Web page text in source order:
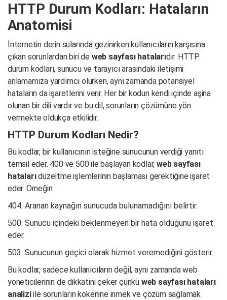
HTTP Durum Kodları: Hataların
Anatomisi
İnternetin derin sularında gezinirken kullanıcıların karşısına
çıkan sorunlardan biri de web sayfası hatalarıdır. HTTP
durum kodları, sunucu ve tarayıcı arasındaki iletişimi
anlamamıza yardımcı olurken, aynı zamanda potansiyel
hataların da işaretlerini verir. Her bir kodun kendi içinde aşina
olunan bir dili vardır ve bu dil, sorunların çözümüne yön
vermekte oldukça etkilidir.
HTTP Durum Kodları Nedir?
Bu kodlar, bir kullanıcının isteğine sunucunun verdiği yanıtı
temsil eder. 400 ve 500 ile başlayan kodlar, web sayfası
hatalarıdüzeltme işlemlerinin başlaması gerektiğine işaret
eder. Örneğin:
404: Aranan kaynağın sunucuda bulunamadığını belirtir.
500: Sunucu içindeki beklenmeyen bir hata olduğunu işaret
eder.
503: Sunucunun geçici olarak hizmet veremediğini gösterir.
Bu kodlar, sadece kullanıcıların değil, aynı zamanda web
yöneticilerinin de dikkatini çeker çünkü web sayfası hataları
analiziile sorunların kökenine inmek ve çözüm sağlamak